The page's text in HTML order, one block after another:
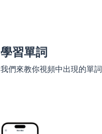
學習單詞
我們來教你視頻中出現的單詞